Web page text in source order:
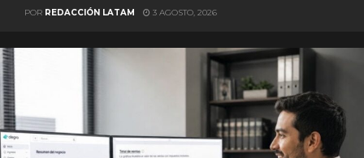
POR REDACCIÓN LATAM 3 AGOSTO, 2026